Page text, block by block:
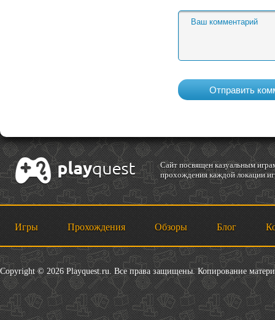
Cайт посвящен казуальным
прохождения каждой локации
Игры Прохождения Обзоры Блог
Copyright © 2026 Playquest.ru. Все права защищены. Копирование